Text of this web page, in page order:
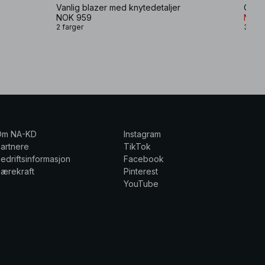
Vanlig blazer med knytedetaljer
NOK 959
2 farger
NOK
3
NA-KD
Instagram
TikTok
Facebook
Pinterest
YouTube